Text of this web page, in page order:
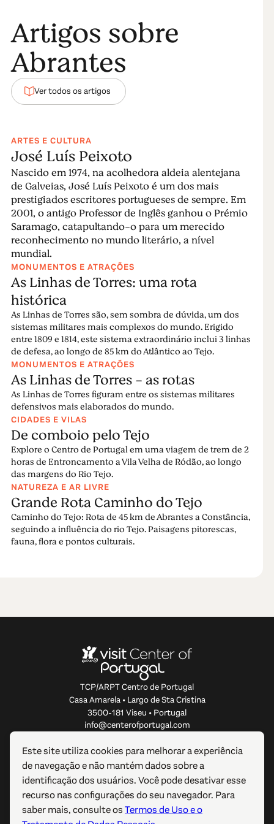
ArchDaily. Esta obra marcante é, simultaneamente,
edifício e rua.
Envolta pelo Tejo
A partir dos diversos miradouros
Pedro; Torre de Menagem; Miradouro da Penha, com
– é possível contemplar a cidade e a deslumbrante
paisagem natural envolvente, fortemente marcada
pelo rio Tejo, pela Albufeira de Castelo do Bode e pelo
rio Zêzere.
As praias fluviais da Albufeira de Castelo do Bode, da
Aldeia do Mato e de Fontes são absolutamente
imperdíveis! A Albufeira de Castelo do Bode, com mais
de 60 km de extensão, é uma das maiores bacias
hidrográficas de Portugal, sendo o local de eleição
para a prática de desportos náuticos (vela, remo,
canoagem, kayak, windsurf), pesca, natação e
navegação.
Igrejas listadas como monumentos nacionais e casa
de curiosidades por desvendar, Abrantes é uma
cidade plena de encantos, não turística. E mesmo ao
lado, encontra-se a belíssima vila de Constância,
detentora de outro castelo magnífico. Quer o Tejo,
quer o Zêzere, a norte de Abrantes, possuem praias
fluviais, e as suas águas tranquilas são seguras para
navegar em kayak ou em canoa, no Verão.
Ler mais
Artigos sobre
Abrantes
Ver todos os artigos
ARTES E CULTURA
José Luís Peixoto
Nascido em 1974, na acolhedora aldeia alentejana
de Galveias, José Luís Peixoto é um dos mais
prestigiados escritores portugueses de sempre. Em
2001, o antigo Professor de Inglês ganhou o Prémio
Saramago, catapultando-o para um merecido
reconhecimento no mundo literário, a nível
mundial.
MONUMENTOS E ATRAÇÕES
As Linhas de Torres: uma rota
histórica
As Linhas de Torres são, sem sombra de dúvida, um dos
sistemas militares mais complexos do mundo. Erigido
entre 1809 e 1814, este sistema extraordinário inclui 3 linhas
de defesa, ao longo de 85 km do Atlântico ao Tejo.
MONUMENTOS E ATRAÇÕES
As Linhas de Torres - as rotas
As Linhas de Torres figuram entre os sistemas militares
defensivos mais elaborados do mundo.
CIDADES E VILAS
De comboio pelo Tejo
Explore o Centro de Portugal em uma viagem de trem de 2
horas de Entroncamento a Vila Velha de Ródão, ao longo
das margens do Rio Tejo.
NATUREZA E AR LIVRE
Grande Rota Caminho do Tejo
Caminho do Tejo: Rota de 45 km de Abrantes a Constância,
seguindo a influência do rio Tejo. Paisagens pitorescas,
fauna, flora e pontos culturais.
TCP/ARPT Centro de Portugal
Casa Amarela • Largo de Sta Cristina
3500-181 Viseu • Portugal
info@centerofportugal.com
SOBRE ESTE WEBSITE
LIGAÇÕES ÚTEIS
SIGA-NOS
Este site utiliza cookies para melhorar a experiência
de navegação e não mantém dados sobre a
identificação dos usuários. Você pode desativar esse
recurso nas configurações do seu navegador. Para
saber mais, consulte osTermos de Uso e o